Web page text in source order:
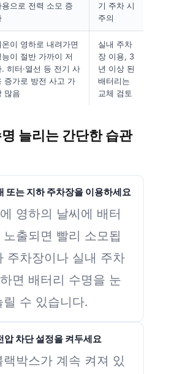
용으로 전력 소모 증
기 주차 시
주의
온이 영하로 내려가면
능이 절반 가까이 저
. 히터·열선 등 전기 사
증가로 방전 사고 가
많음
실내 주차
장 이용, 3
년 이상 된
배터리는
교체 검토
늘리는 간단한 습관
또는 지하 주차장을 이용하세요
영하의 날씨에 배터
출되면 빨리 소모됩
주차장이나 실내 주차
면 배터리 수명을 눈
수 있습니다.
압 차단 설정을 켜두세요
박스가 계속 켜져 있